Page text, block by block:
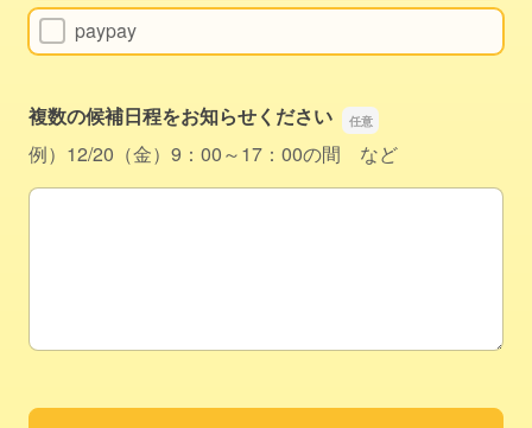
paypay
複数の候補日程をお知らせください
例）12/20（金）9：00～17：00の間 など
複数の候補日程をお知らせください